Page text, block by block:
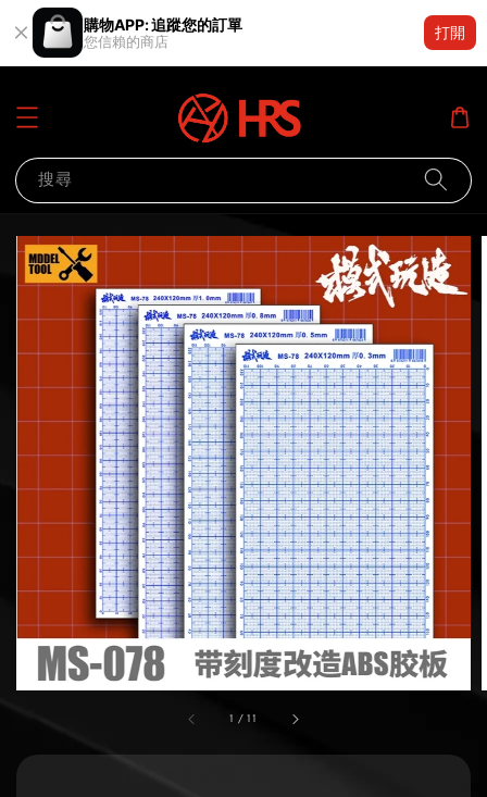
購物APP: 追蹤您的訂單
您信賴的商店
打開
搜尋
1 /11